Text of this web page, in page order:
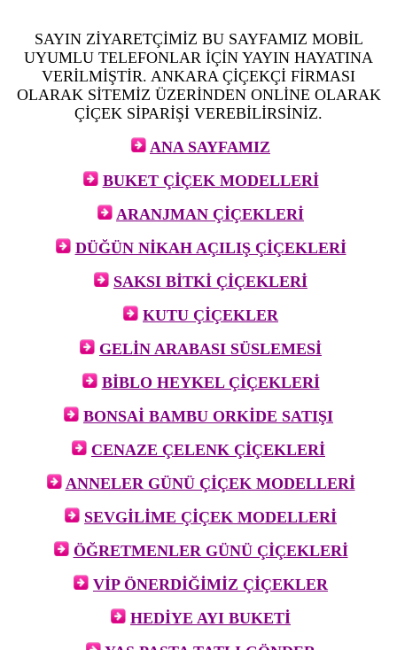
SAYIN ZİYARETÇİMİZ BU SAYFAMIZ MOBİL
UYUMLU TELEFONLAR İÇİN YAYIN HAYATINA
VERİLMİŞTİR. ANKARA ÇİÇEKÇİ FİRMASI
OLARAK SİTEMİZ ÜZERİNDEN ONLİNE OLARAK
ÇİÇEK SİPARİŞİ VEREBİLİRSİNİZ.
ANA SAYFAMIZ
BUKET ÇİÇEK MODELLERİ
ARANJMAN ÇİÇEKLERİ
DÜĞÜN NİKAH AÇILIŞ ÇİÇEKLERİ
SAKSI BİTKİ ÇİÇEKLERİ
KUTU ÇİÇEKLER
GELİN ARABASI SÜSLEMESİ
BİBLO HEYKEL ÇİÇEKLERİ
BONSAİ BAMBU ORKİDE SATIŞI
CENAZE ÇELENK ÇİÇEKLERİ
ANNELER GÜNÜ ÇİÇEK MODELLERİ
SEVGİLİME ÇİÇEK MODELLERİ
ÖĞRETMENLER GÜNÜ ÇİÇEKLERİ
VİP ÖNERDİĞİMİZ ÇİÇEKLER
HEDİYE AYI BUKETİ